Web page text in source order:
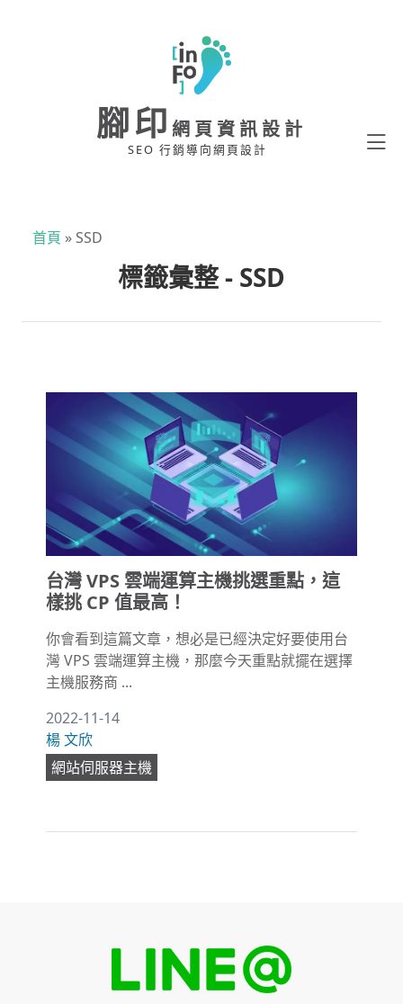
腳印 網頁資訊設計
SEO 行銷導向網頁設計
首頁 »SSD
標籤彙整 - SSD
台灣 VPS 雲端運算主機挑選重點，這
樣挑 CP 值最高！
你會看到這篇文章，想必是已經決定好要使用台
灣 VPS 雲端運算主機，那麼今天重點就擺在選擇
主機服務商 ...
2022-11-14
楊 文欣
網站伺服器主機